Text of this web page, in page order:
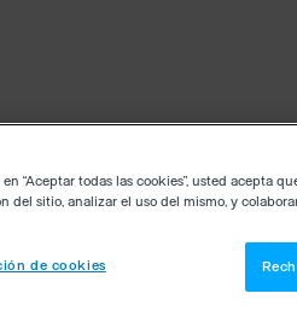
“Aceptar todas las cookies”, usted acepta
del sitio, analizar el uso del mismo, y
de cookies